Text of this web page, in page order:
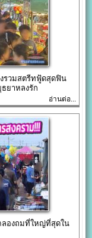
รวมสตรีทฟู้ดสุดฟิน
ยาหลงรัก
อ่านต่อ...
ลองถมที่ใหญ่ที่สุดใน